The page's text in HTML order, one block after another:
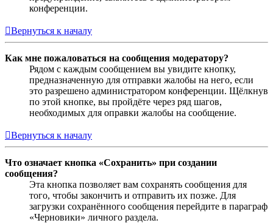
конференции.
Вернуться к началу
Как мне пожаловаться на сообщения модератору?
Рядом с каждым сообщением вы увидите кнопку,
предназначенную для отправки жалобы на него, если
это разрешено администратором конференции. Щёлкнув
по этой кнопке, вы пройдёте через ряд шагов,
необходимых для оправки жалобы на сообщение.
Вернуться к началу
Что означает кнопка «Сохранить» при создании
сообщения?
Эта кнопка позволяет вам сохранять сообщения для
того, чтобы закончить и отправить их позже. Для
загрузки сохранённого сообщения перейдите в параграф
«Черновики» личного раздела.